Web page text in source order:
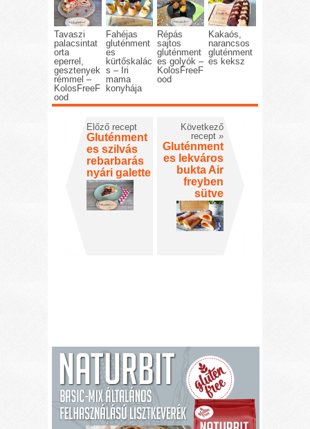
Tavaszi
palacsintat
orta
eperrel,
gesztenyek
rémmel –
KolosFreeF
ood
Fahéjas
gluténment
es
kürtőskalác
s – Iri
mama
konyhája
Répás
sajtos
gluténment
es golyók –
KolosFreeF
ood
Kakaós,
narancsos
gluténment
es keksz
Előző recept
Gluténment
es szilvás
rebarbarás
nyári galette
Következő
recept »
Gluténment
es lekváros
bukta Air
freyben
sütve